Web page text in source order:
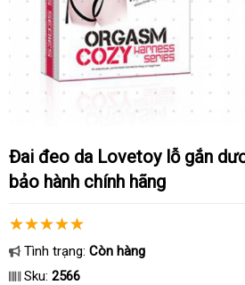
Đai đeo da Lovetoy lỗ gắn dương vật cho les
bảo hành chính hãng
Tình trạng: Còn hàng
Sku: 2566